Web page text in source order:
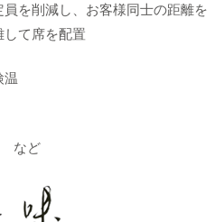
員を削減し、お客様同士の距離を
て席を配置
温
など